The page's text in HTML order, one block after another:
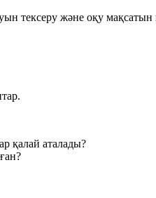
тексеру және оқу
қалай аталады?